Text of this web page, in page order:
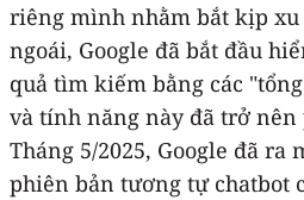
riêng mình nhằm bắt kịp
ngoái, Google đã bắt đầu
quả tìm kiếm bằng các
và tính năng này đã trở nên
Tháng 5/2025, Google đã ra
phiên bản tương tự chatbot